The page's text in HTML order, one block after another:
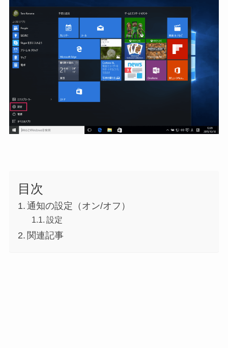
目次
通知の設定（オン/オフ）
設定
関連記事